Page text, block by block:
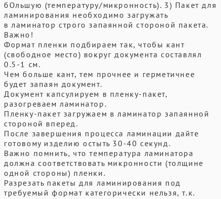
бОльшую (температуру/микронность). 3) Пакет для
ламинирования необходимо загружать
в ламинатор строго запаянной стороной пакета.
Важно!
Формат пленки подбираем так, чтобы кант
(свободное место) вокруг документа составлял
0.5-1 см.
Чем больше кант, тем прочнее и герметичнее
будет запаян документ.
Документ капсулируем в пленку-пакет,
разогреваем ламинатор.
Пленку-пакет загружаем в ламинатор запаянной
стороной вперед.
После завершения процесса ламинации дайте
готовому изделию остыть 30-40 секунд.
Важно помнить, что температура ламинатора
должна соответствовать микронности (толщине
одной стороны) пленки.
Разрезать пакеты для ламинирования под
требуемый формат категорически нельзя, т.к.